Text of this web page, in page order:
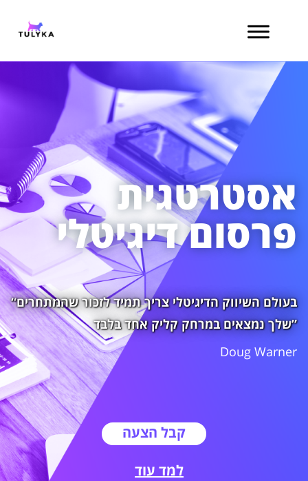
אסטרטגית
פרסום דיגיטלי
“בעולם השיווק הדיגיטלי צריך תמיד לזכור שהמתחרים
שלך נמצאים במרחק קליק אחד בלבד”
Doug Warner
קבל הצעה
למד עוד